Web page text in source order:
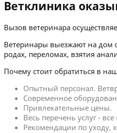
Ветклиника
Вызов ветеринара
Ветеринары выезжают на дом
родах, переломах, взятия
Почему стоит обратиться в
Опытный персонал.
Современное
Привлекательные цены.
Весь перечень услуг -
Рекомендации по уходу,